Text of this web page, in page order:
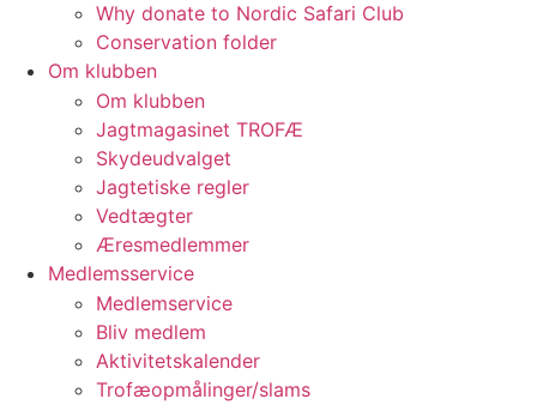
Why donate to Nordic Safari Club
Conservation folder
Om klubben
Om klubben
Jagtmagasinet TROFÆ
Skydeudvalget
Jagtetiske regler
Vedtægter
Æresmedlemmer
Medlemsservice
Medlemservice
Bliv medlem
Aktivitetskalender
Trofæopmålinger/slams